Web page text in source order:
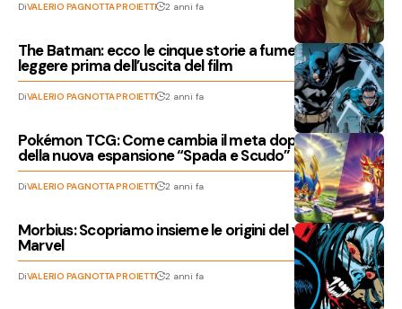
DiVALERIO PAGNOTTA PROIETTI 2 anni fa
The Batman: ecco le cinque storie a fumetti da
leggere prima dell’uscita del film
DiVALERIO PAGNOTTA PROIETTI 2 anni fa
Pokémon TCG: Come cambia il meta dopo l’uscita
della nuova espansione “Spada e Scudo”
DiVALERIO PAGNOTTA PROIETTI 2 anni fa
Morbius: Scopriamo insieme le origini del villain di casa
Marvel
DiVALERIO PAGNOTTA PROIETTI 2 anni fa